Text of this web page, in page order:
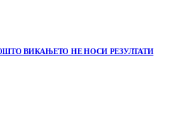
ВИКАЊЕТО НЕ НОСИ РЕЗУЛТАТИ